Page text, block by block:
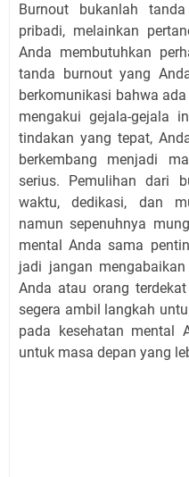
Burnout bukanlah
pribadi, melainkan
Anda membutuhkan
tanda burnout yang
berkomunikasi bahwa
mengakui gejala-gejala
tindakan yang tepat,
berkembang menjadi
serius. Pemulihan dari
waktu, dedikasi, dan
namun sepenuhnya
mental Anda sama
jadi jangan
Anda atau orang
segera ambil langkah
pada kesehatan mental
untuk masa depan yang